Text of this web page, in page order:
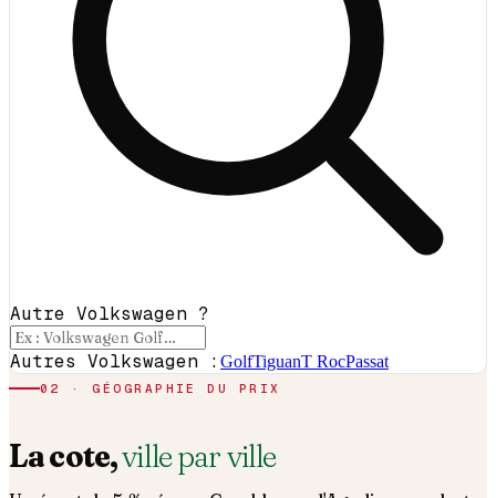
Autre Volkswagen ?
Autres Volkswagen : GolfTiguanT RocPassat
02 · GÉOGRAPHIE DU PRIX
La cote,ville par ville